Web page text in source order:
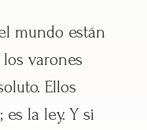
mundo están
varones
Ellos
la ley. Y si